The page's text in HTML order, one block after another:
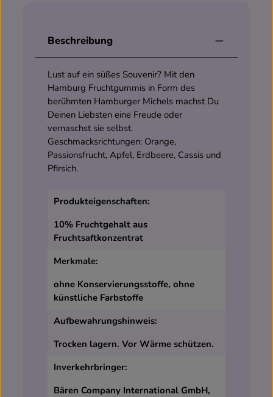
Beschreibung
Lust auf ein süßes Souvenir? Mit den
Hamburg Fruchtgummis in Form des
berühmten Hamburger Michels machst Du
Deinen Liebsten eine Freude oder
vernaschst sie selbst.
Geschmacksrichtungen: Orange,
Passionsfrucht, Apfel, Erdbeere, Cassis und
Pfirsich.
Produkteigenschaften:
10% Fruchtgehalt aus
Fruchtsaftkonzentrat
Merkmale:
ohne Konservierungsstoffe, ohne
künstliche Farbstoffe
Aufbewahrungshinweis:
Trocken lagern. Vor Wärme schützen.
Inverkehrbringer:
Bären Company International GmbH,